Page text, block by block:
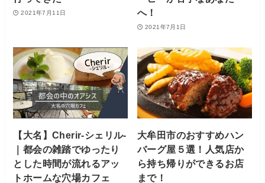
2021年7月11日
へ！
2021年7月1日
【大名】Cherir-シェリル-
｜都会の雑踏でゆったり
とした時間が流れるアッ
トホームな穴場カフェ
大牟田市のおすすめハン
バーグ屋５選！人気店か
ら持ち帰りができるお店
まで！